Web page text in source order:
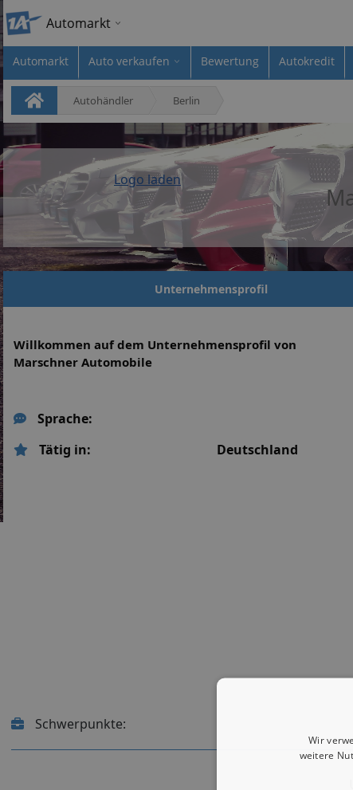
Automarkt
Automarkt Auto verkaufen Bewertung Autokredit
Autohändler Berlin
Logo laden
Unternehmensprofil
Willkommen auf dem Unternehmensprofil von
Marschner Automobile
Sprache:
Tätig in:
Deutschland
Schwerpunkte:
Wir
weitere